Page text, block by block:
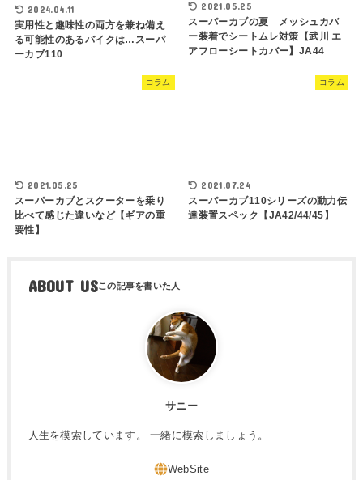
2024.04.11
実用性と趣味性の両方を兼ね備え
る可能性のあるバイクは…スーパ
ーカブ110
2021.05.25
スーパーカブの夏 メッシュカバ
ー装着でシートムレ対策【武川 エ
アフローシートカバー】JA44
コラム
2021.05.25
スーパーカブとスクーターを乗り
比べて感じた違いなど【ギアの重
要性】
コラム
2021.07.24
スーパーカブ110シリーズの動力伝
達装置スペック【JA42/44/45】
ABOUT US
サニー
人生を模索しています。 一緒に模索しましょう。